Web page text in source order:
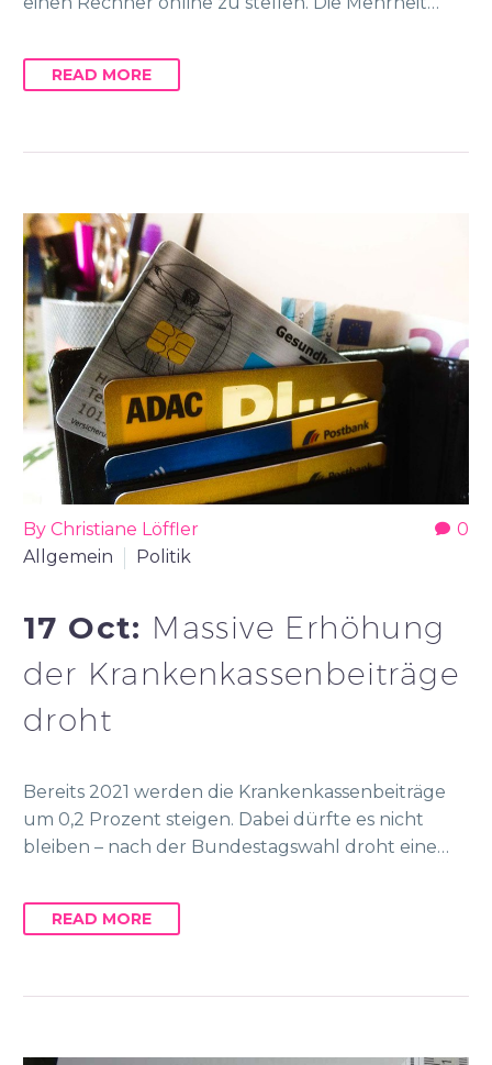
READ MORE
0
By Christiane Löffler
Allgemein
Politik
17 Oct: Massive Erhöhung
der Krankenkassenbeiträge
droht
Bereits 2021 werden die Krankenkassenbeiträge
um 0,2 Prozent steigen. Dabei dürfte es nicht
bleiben – nach der Bundestagswahl droht eine…
READ MORE